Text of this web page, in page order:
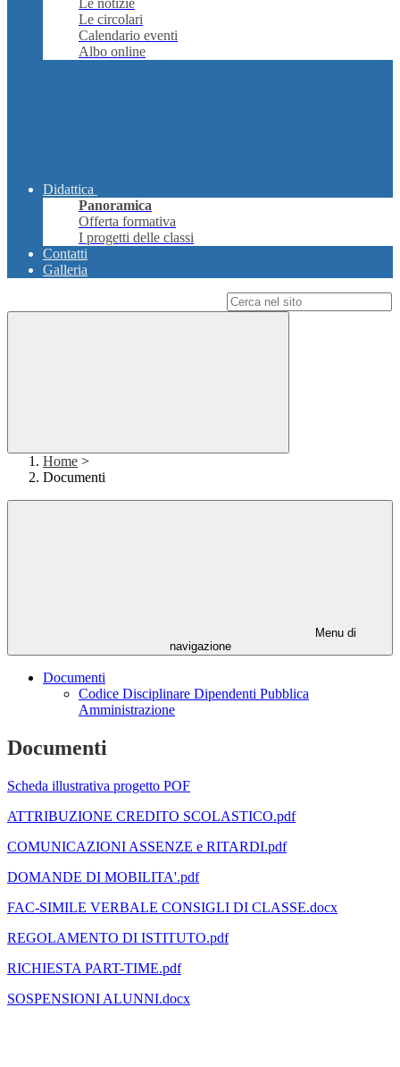
Le notizie
Le circolari
Calendario eventi
Albo online
Didattica
Panoramica
Offerta formativa
I progetti delle classi
Contatti
Galleria
Home >
Documenti
Menu di
navigazione
Documenti
Codice Disciplinare Dipendenti Pubblica
Amministrazione
Documenti
Scheda illustrativa progetto POF
ATTRIBUZIONE CREDITO SCOLASTICO.pdf
COMUNICAZIONI ASSENZE e RITARDI.pdf
DOMANDE DI MOBILITA'.pdf
FAC-SIMILE VERBALE CONSIGLI DI CLASSE.docx
REGOLAMENTO DI ISTITUTO.pdf
RICHIESTA PART-TIME.pdf
SOSPENSIONI ALUNNI.docx